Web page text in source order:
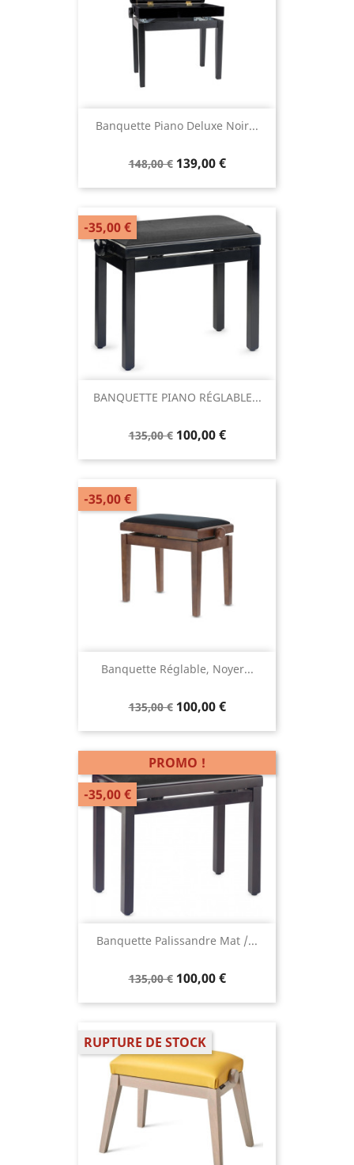
Banquette Piano Deluxe Noir...
148,00 € 139,00 €
BANQUETTE PIANO RÉGLABLE...
135,00 € 100,00 €
-35,00 €
Banquette Réglable, Noyer...
135,00 € 100,00 €
-35,00 €
Banquette Palissandre Mat /...
135,00 € 100,00 €
PROMO !
-35,00 €
RUPTURE DE STOCK